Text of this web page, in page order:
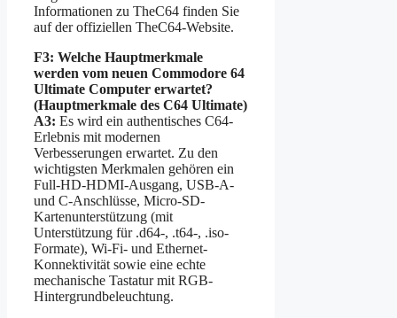
Informationen zu TheC64 finden Sie
auf der offiziellen TheC64-Website.
F3: Welche Hauptmerkmale
werden vom neuen Commodore 64
Ultimate Computer erwartet?
(Hauptmerkmale des C64 Ultimate)
A3: Es wird ein authentisches C64-
Erlebnis mit modernen
Verbesserungen erwartet. Zu den
wichtigsten Merkmalen gehören ein
Full-HD-HDMI-Ausgang, USB-A-
und C-Anschlüsse, Micro-SD-
Kartenunterstützung (mit
Unterstützung für .d64-, .t64-, .iso-
Formate), Wi-Fi- und Ethernet-
Konnektivität sowie eine echte
mechanische Tastatur mit RGB-
Hintergrundbeleuchtung.